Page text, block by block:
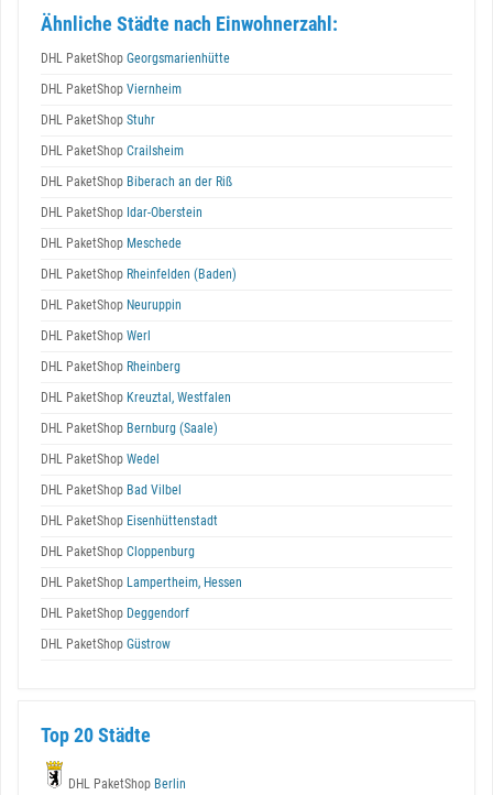
Ähnliche Städte nach Einwohnerzahl:
DHL PaketShop Georgsmarienhütte
DHL PaketShop Viernheim
DHL PaketShop Stuhr
DHL PaketShop Crailsheim
DHL PaketShop Biberach an der Riß
DHL PaketShop Idar-Oberstein
DHL PaketShop Meschede
DHL PaketShop Rheinfelden (Baden)
DHL PaketShop Neuruppin
DHL PaketShop Werl
DHL PaketShop Rheinberg
DHL PaketShop Kreuztal, Westfalen
DHL PaketShop Bernburg (Saale)
DHL PaketShop Wedel
DHL PaketShop Bad Vilbel
DHL PaketShop Eisenhüttenstadt
DHL PaketShop Cloppenburg
DHL PaketShop Lampertheim, Hessen
DHL PaketShop Deggendorf
DHL PaketShop Güstrow
Top 20 Städte
DHL PaketShop Berlin